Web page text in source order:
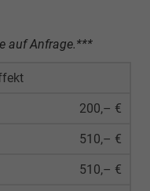
auf Anfrage.***
200,– €
510,– €
510,– €